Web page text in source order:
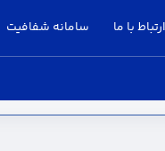
ارتباط با ما سامانه شفافیت
- استانداری قزوین